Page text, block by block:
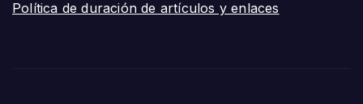
Política de duración de artículos y enlaces